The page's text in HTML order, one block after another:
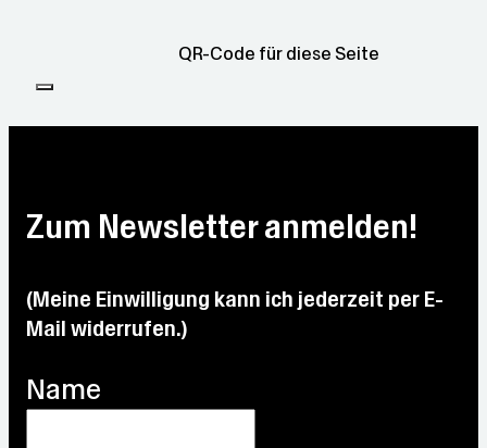
QR-Code für diese Seite
Zum Newsletter anmelden!
(Meine Einwilligung kann ich jederzeit per E-
Mail widerrufen.)
Name